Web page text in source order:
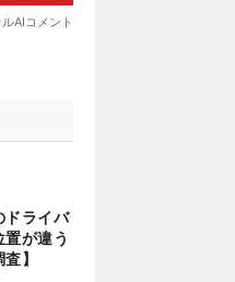
ドライバ
が違う
】